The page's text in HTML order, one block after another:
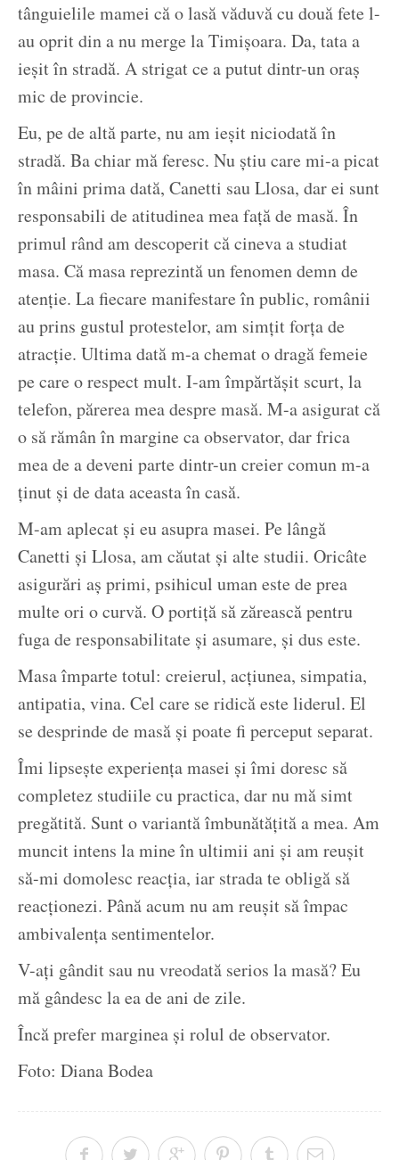
tânguielile mamei că o lasă văduvă cu două fete l-
au oprit din a nu merge la Timișoara. Da, tata a
ieșit în stradă. A strigat ce a putut dintr-un oraș
mic de provincie.
Eu, pe de altă parte, nu am ieșit niciodată în
stradă. Ba chiar mă feresc. Nu știu care mi-a picat
în mâini prima dată, Canetti sau Llosa, dar ei sunt
responsabili de atitudinea mea față de masă. În
primul rând am descoperit că cineva a studiat
masa. Că masa reprezintă un fenomen demn de
atenție. La fiecare manifestare în public, românii
au prins gustul protestelor, am simțit forța de
atracție. Ultima dată m-a chemat o dragă femeie
pe care o respect mult. I-am împărtășit scurt, la
telefon, părerea mea despre masă. M-a asigurat că
o să rămân în margine ca observator, dar frica
mea de a deveni parte dintr-un creier comun m-a
ținut și de data aceasta în casă.
M-am aplecat și eu asupra masei. Pe lângă
Canetti și Llosa, am căutat și alte studii. Oricâte
asigurări aș primi, psihicul uman este de prea
multe ori o curvă. O portiță să zărească pentru
fuga de responsabilitate și asumare, și dus este.
Masa împarte totul: creierul, acțiunea, simpatia,
antipatia, vina. Cel care se ridică este liderul. El
se desprinde de masă și poate fi perceput separat.
Îmi lipsește experiența masei și îmi doresc să
completez studiile cu practica, dar nu mă simt
pregătită. Sunt o variantă îmbunătățită a mea. Am
muncit intens la mine în ultimii ani și am reușit
să-mi domolesc reacția, iar strada te obligă să
reacționezi. Până acum nu am reușit să împac
ambivalența sentimentelor.
V-ați gândit sau nu vreodată serios la masă? Eu
mă gândesc la ea de ani de zile.
Încă prefer marginea și rolul de observator.
Foto: Diana Bodea